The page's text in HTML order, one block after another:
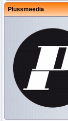
Plussmeedia